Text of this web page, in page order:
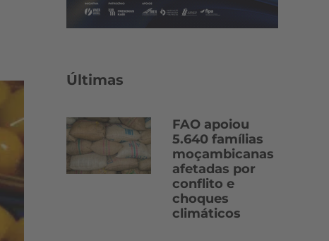
Últimas
FAO apoiou
5.640 famílias
moçambicanas
afetadas por
conflito e
choques
climáticos